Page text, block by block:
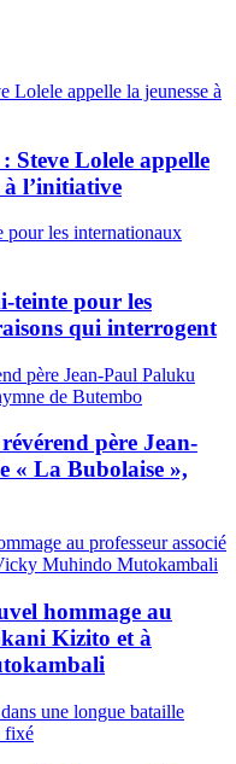
Steve Lolele appelle
à l’initiative
teinte pour les
qui interrogent
père Jean-
« La Bubolaise »,
hommage au
Kizito et à